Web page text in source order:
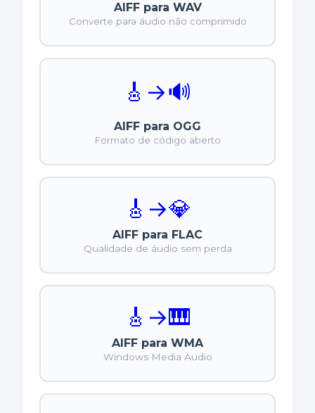
AIFF para WAV
Converte para áudio não comprimido
🎸 →🔊
AIFF para OGG
Formato de código aberto
🎸 →💎
AIFF para FLAC
Qualidade de áudio sem perda
🎸 →🎹
AIFF para WMA
Windows Media Audio